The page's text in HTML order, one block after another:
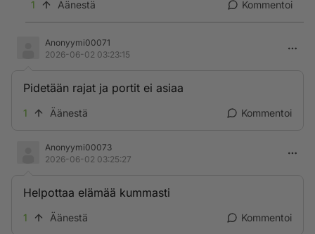
1 Äänestä Kommentoi
Anonyymi00071
2026-06-02 03:23:15
Pidetään rajat ja portit ei asiaa
1 Äänestä Kommentoi
Anonyymi00073
2026-06-02 03:25:27
Helpottaa elämää kummasti
1 Äänestä Kommentoi